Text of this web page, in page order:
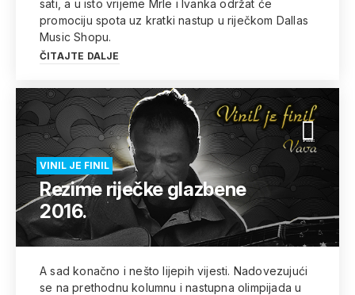
sati, a u isto vrijeme Mrle i Ivanka održat će
promociju spota uz kratki nastup u riječkom Dallas
Music Shopu.
ČITAJTE DALJE
VINIL JE FINIL
Rezime riječke glazbene
2016.
A sad konačno i nešto lijepih vijesti. Nadovezujući
se na prethodnu kolumnu i nastupna olimpijada u